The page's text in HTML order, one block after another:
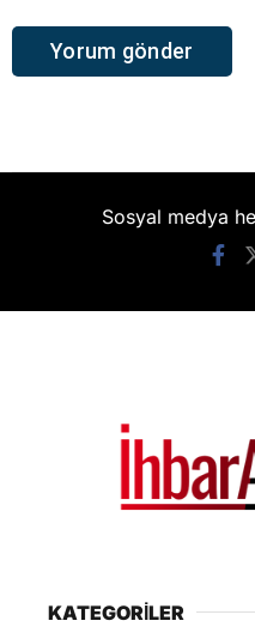
Sosyal medya
KATEGORİLER